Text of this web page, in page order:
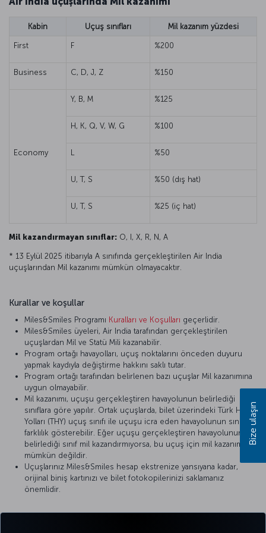
Kabin Uçuş sınıfları Mil kazanım yüzdesi
First F %200
Business C, D, J, Z %150
Economy
Y, B, M %125
H, K, Q, V, W, G %100
%50
U, T, S %50 (dış hat)
U, T, S %25 (iç hat)
Mil kazandırmayan sınıflar: O, I, X, R, N, A
* 13 Eylül 2025 itibarıyla A sınıfında gerçekleştirilen Air India
uçuşlarından Mil kazanımı mümkün olmayacaktır.
Kurallar ve koşullar
Miles&Smiles Programı Kuralları ve Koşulları geçerlidir.
Miles&Smiles üyeleri, Air India tarafından gerçekleştirilen
uçuşlardan Mil ve Statü Mili kazanabilir.
Program ortağı havayolları, uçuş noktalarını önceden duyuru
yapmak kaydıyla değiştirme hakkını saklı tutar.
Program ortağı tarafından belirlenen bazı uçuşlar Mil kazanımına
uygun olmayabilir.
Mil kazanımı, uçuşu gerçekleştiren havayolunun belirlediği
sınıflara göre yapılır. Ortak uçuşlarda, bilet üzerindeki Türk Hava
Yolları (THY) uçuş sınıfı ile uçuşu icra eden havayolunun sınıfı
farklılık gösterebilir. Eğer uçuşu gerçekleştiren havayolunun
belirlediği sınıf mil kazandırmıyorsa, bu uçuş için mil kazanımı
mümkün değildir.
Uçuşlarınız Miles&Smiles hesap ekstrenize yansıyana kadar,
orijinal biniş kartınızı ve bilet fotokopilerinizi saklamanız
önemlidir.
Bize ulaşın